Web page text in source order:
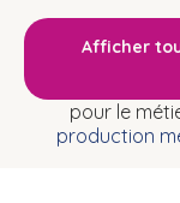
Afficher
pour le
production